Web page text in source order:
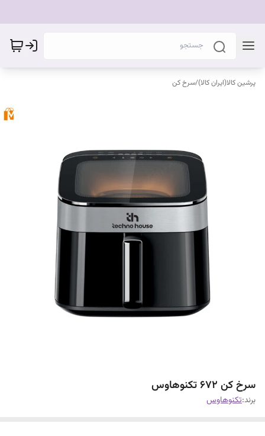
پرشین کالا(ایران کالا)/سرخ کن
سرخ کن 672 تکنوهاوس
برند:تکنوهاوس